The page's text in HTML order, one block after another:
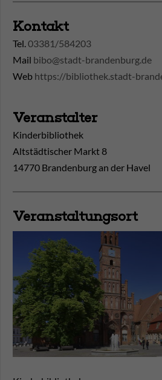
Kontakt
Tel.03381/584203
Mail bibo@stadt-brandenburg.de
Web https://bibliothek.stadt-
Veranstalter
Kinderbibliothek
Altstädtischer Markt 8
14770 Brandenburg an der Havel
Veranstaltungsort